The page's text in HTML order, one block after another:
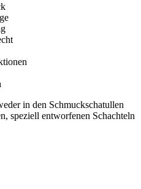
in den Schmuckschatullen
speziell entworfenen Schachteln